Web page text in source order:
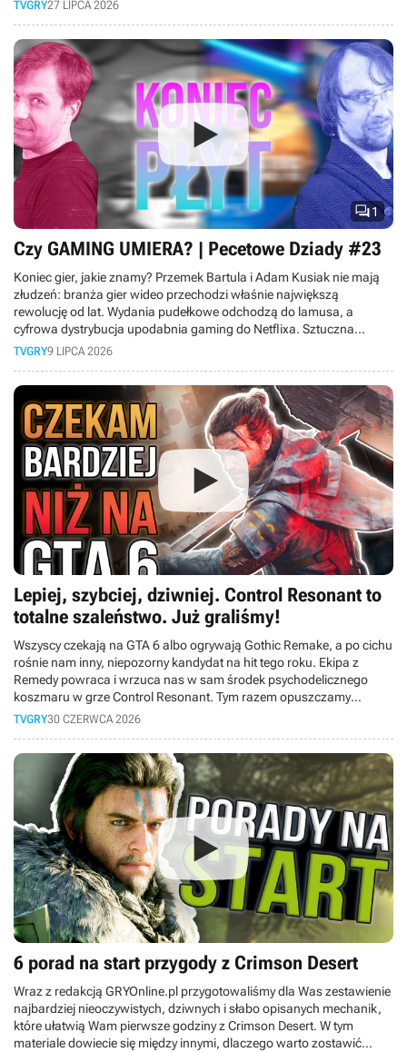
TVGRY27 LIPCA 2026
1
Czy GAMING UMIERA? | Pecetowe Dziady #23
Koniec gier, jakie znamy? Przemek Bartula i Adam Kusiak nie mają
złudzeń: branża gier wideo przechodzi właśnie największą
rewolucję od lat. Wydania pudełkowe odchodzą do lamusa, a
cyfrowa dystrybucja upodabnia gaming do Netflixa. Sztuczna
inteligencja wkracza do produkcji gier, ceny sprzętu rosną tak
młodsze pokolenie woli oglądać gameplaye na YouTube, niż grać
samemu. Czy w obliczu masowych zwolnień rynek gier czeka
kryzys? Sprawdź, co czeka graczy.
TVGRY9 LIPCA 2026
Lepiej, szybciej, dziwniej. Control Resonant to
totalne szaleństwo. Już graliśmy!
Wszyscy czekają na GTA 6 albo ogrywają Gothic Remake, a po cichu
rośnie nam inny, niepozorny kandydat na hit tego roku. Ekipa z
Remedy powraca i wrzuca nas w sam środek psychodelicznego
koszmaru w grze Control Resonant. Tym razem opuszczamy
Najstarsze Domostwo i wychodzimy na ulice wykrzywionego
dzisiejszym materiale opowiemy Wam o naszych wrażeniach z
przedpremierowego dema. Czy Finowie znowu dowieźli?
TVGRY30 CZERWCA 2026
6 porad na start przygody z Crimson Desert
Wraz z redakcją GRYOnline.pl przygotowaliśmy dla Was zestawienie
najbardziej nieoczywistych, dziwnych i słabo opisanych mechanik,
które ułatwią Wam pierwsze godziny z Crimson Desert. W tym
materiale dowiecie się między innymi, dlaczego warto zostawić